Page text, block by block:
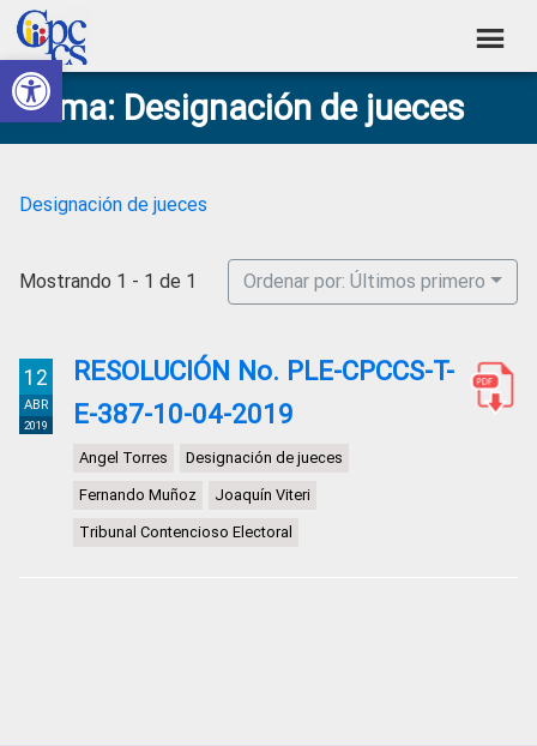
Abrir barra de herramientas
Skip
to
primary
navigation
Skip
to
main
content
Skip
to
primary
sidebar
Skip
to
footer
Consejo
de
Ciudadana
Control
Construyendo
Poder
Ciudadano
Tema: Designación de jueces
Designación de jueces
Mostrando 1 - 1 de 1 Ordenar por: Últimos primero
12
ABR
2019
RESOLUCIÓN No. PLE-CPCCS-T-
E-387-10-04-2019
Angel Torres Designación de jueces
Fernando Muñoz Joaquín Viteri
Tribunal Contencioso Electoral